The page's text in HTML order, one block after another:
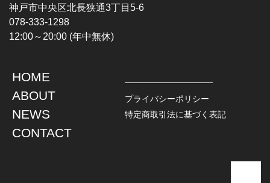
PROGLESSIVE ROCK
POPS
SOUL / R&B
CHAMPION
TOPS
L / S SHIRT
S / S SHIRT
HAWAIIAN SHIRT
JACKET
DENIM
LEATHER
神戸市中央区北長狭通3丁目5-6
078-333-1298
12:00～20:00 (年中無休)
HOME
ABOUT
NEWS
CONTACT
プライバシーポリシー
特定商取引法に基づく表記